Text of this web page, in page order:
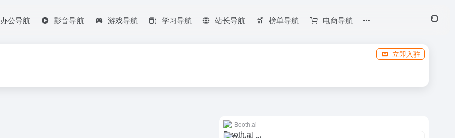
办公导航 影音导航 游戏导航 学习导航 站长导航 榜单导航 电商导航
立即入驻
Booth.ai